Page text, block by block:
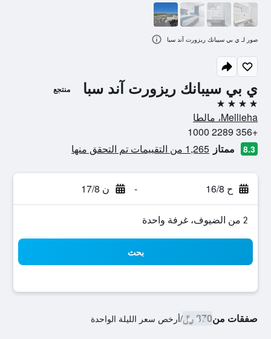
ي بي سيبانك ريزورت آند سبا منتجع
4 نجوم
Mellieha، مالطا
+356 2289 1000
8.3 ممتاز 1,265 من التقييمات تم التحقق منها
ح 16/8 - ن 17/8
2 من الضيوف، غرفة واحدة
بحث
صفقات من370 ﷼ /أرخص سعر الليلة الواحدة
صور لـ ي بي سيبانك ريزورت آند سبا